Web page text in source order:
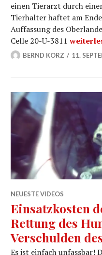
einen Tierarzt durch
Tierhalter haftet am
Auffassung des
Celle 20-U-3811Haftung
BERND KORZ 11.
NEUESTE VIDEOS
Einsatzkosten
Rettung des
Verschulden
Es ist einfach unfassbar!